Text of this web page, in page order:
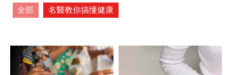
全部 名醫教你搞懂健康